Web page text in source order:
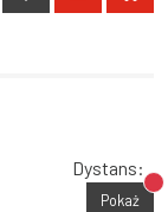
Dystans:
Pokaż